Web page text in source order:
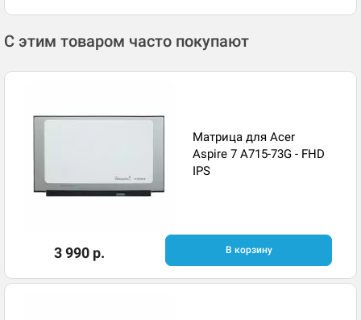
С этим товаром часто покупают
Матрица для Acer
Aspire 7 A715-73G - FHD
IPS
3 990 р. В корзину